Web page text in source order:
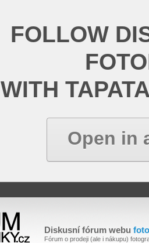
FOLLOW
WITH
Open in
Diskusní fórum webu
Fórum o prodeji (ale i nákupu)